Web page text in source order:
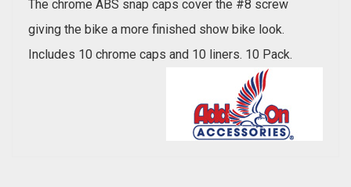
The chrome ABS snap caps cover the #8 screw
giving the bike a more finished show bike look.
Includes 10 chrome caps and 10 liners. 10 Pack.